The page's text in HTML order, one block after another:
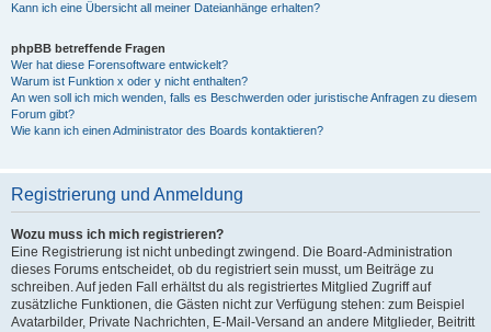
Kann ich eine Übersicht all meiner Dateianhänge erhalten?
phpBB betreffende Fragen
Wer hat diese Forensoftware entwickelt?
Warum ist Funktion x oder y nicht enthalten?
An wen soll ich mich wenden, falls es Beschwerden oder juristische Anfragen zu diesem
Forum gibt?
Wie kann ich einen Administrator des Boards kontaktieren?
Registrierung und Anmeldung
Wozu muss ich mich registrieren?
Eine Registrierung ist nicht unbedingt zwingend. Die Board-Administration
dieses Forums entscheidet, ob du registriert sein musst, um Beiträge zu
schreiben. Auf jeden Fall erhältst du als registriertes Mitglied Zugriff auf
zusätzliche Funktionen, die Gästen nicht zur Verfügung stehen: zum Beispiel
Avatarbilder, Private Nachrichten, E-Mail-Versand an andere Mitglieder, Beitritt